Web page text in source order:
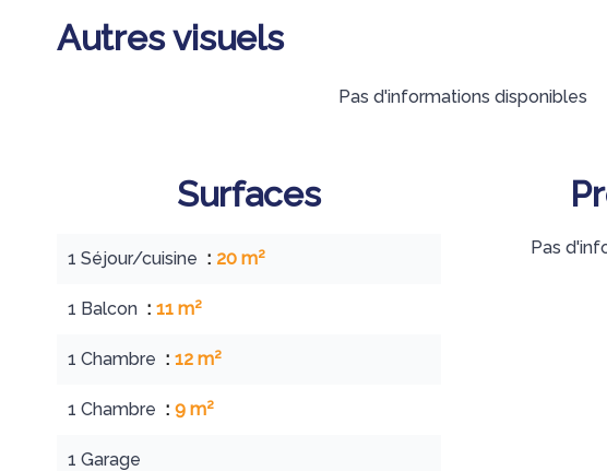
Autres visuels
Pas d'informations disponibles
Surfaces
1 Séjour/cuisine 20 m²
1 Balcon 11 m²
1 Chambre 12 m²
1 Chambre 9 m²
1 Garage
Pas